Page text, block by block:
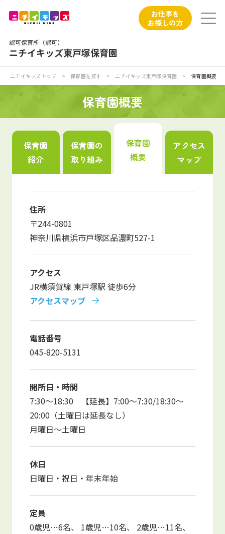
認可保育所（認可）
ニチイキッズ東戸塚保育園
お仕事を
お探しの方
お食事
保育園見学
入園の概要
子育てひろばのご紹介
写真販売サービス
お仕事をお探しの方
保育園に関するお問い合わせ
サイトマップ
ニチイキッズトップ > 保育園を探す > ニチイキッズ東戸塚保育園 > 保育園概要
保育園概要
保育園
紹介
保育園の
取り組み
保育園
概要
アクセス
マップ
住所
〒244-0801
神奈川県横浜市戸塚区品濃町527-1
アクセス
JR横須賀線 東戸塚駅 徒歩6分
アクセスマップ
電話番号
045-820-5131
開所日・時間
7:30～18:30 【延長】7:00～7:30/18:30～
20:00（土曜日は延長なし）
月曜日～土曜日
休日
日曜日・祝日・年末年始
定員
0歳児…6名、 1歳児…10名、 2歳児…11名、